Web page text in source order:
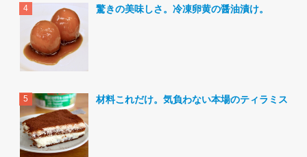
驚きの美味しさ。冷凍卵黄の醤油漬け。
材料これだけ。気負わない本場のティラミス。